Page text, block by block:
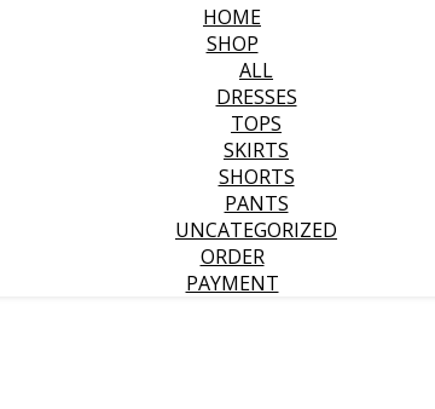
HOME
SHOP
ALL
DRESSES
TOPS
SKIRTS
SHORTS
PANTS
UNCATEGORIZED
ORDER
PAYMENT